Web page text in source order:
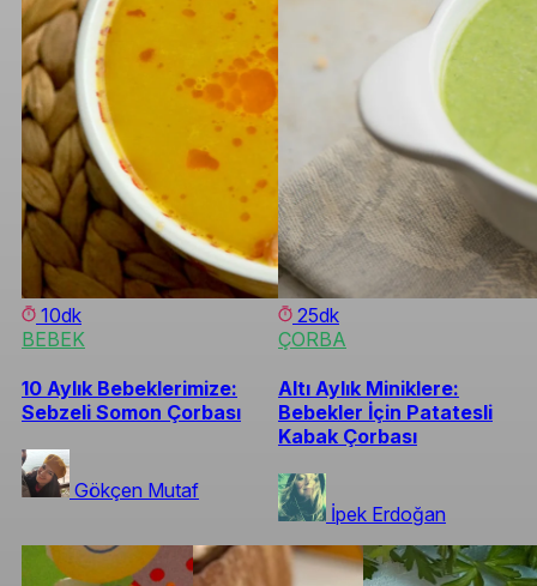
10dk
BEBEK
10 Aylık Bebeklerimize:
Sebzeli Somon Çorbası
Gökçen Mutaf
25dk
ÇORBA
Altı Aylık Miniklere:
Bebekler İçin Patatesli
Kabak Çorbası
İpek Erdoğan